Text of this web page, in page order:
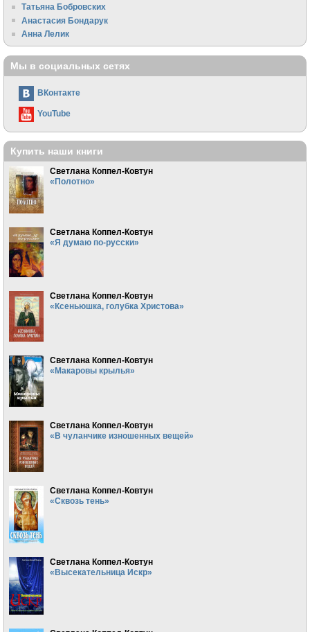
Татьяна Бобровских
Анастасия Бондарук
Анна Лелик
Мы в социальных сетях
ВКонтакте
YouTube
Купить наши книги
Светлана Коппел-Ковтун
«Полотно»
Светлана Коппел-Ковтун
«Я думаю по-русски»
Светлана Коппел-Ковтун
«Ксеньюшка, голубка Христова»
Светлана Коппел-Ковтун
«Макаровы крылья»
Светлана Коппел-Ковтун
«В чуланчике изношенных вещей»
Светлана Коппел-Ковтун
«Сквозь тень»
Светлана Коппел-Ковтун
«Высекательница Искр»